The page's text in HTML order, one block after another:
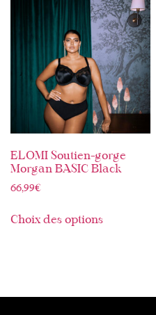
ELOMI Soutien-gorge
Morgan BASIC Black
66,99€
Choix des options